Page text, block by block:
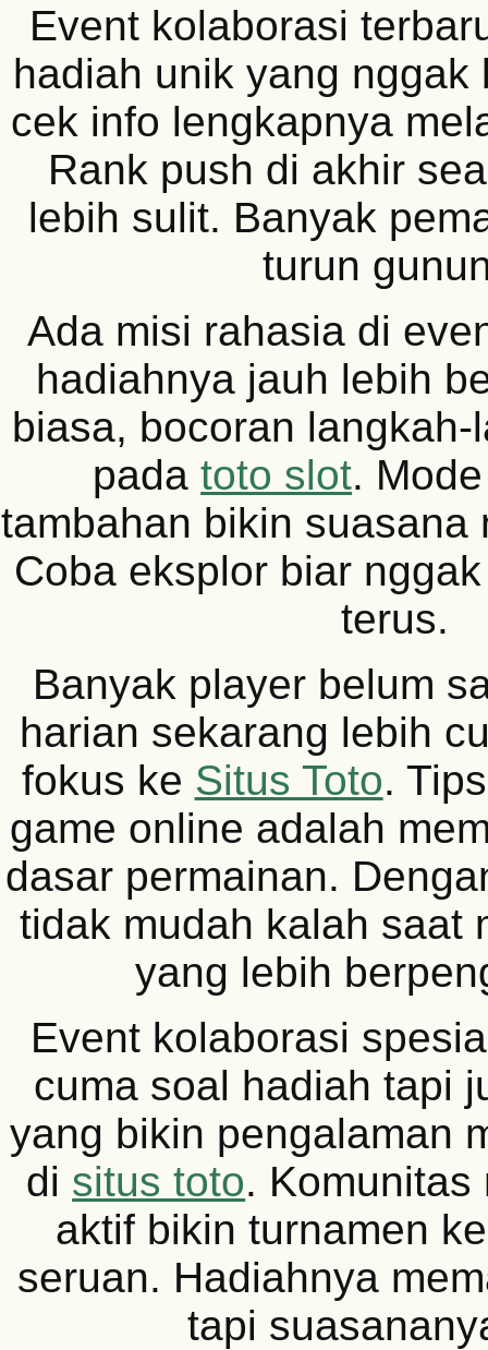
Event kolaborasi
hadiah unik yang nggak
cek info lengkapnya
Rank push di akhir
lebih sulit. Banyak
turun
Ada misi rahasia di
hadiahnya jauh lebih
biasa, bocoran
padatoto slot.
tambahan bikin suasana
Coba eksplor biar
terus.
Banyak player belum
harian sekarang lebih
fokus ke Situs Toto.
game online adalah
dasar permainan.
tidak mudah kalah saat
yang lebih
Event kolaborasi
cuma soal hadiah tapi
yang bikin pengalaman
di situs toto. Komunitas
aktif bikin turnamen
seruan. Hadiahnya
tapi